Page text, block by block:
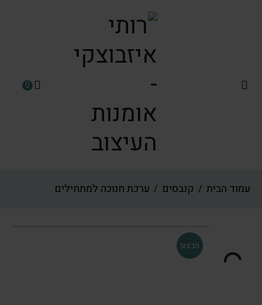
0
עמוד הבית / קנבסים / ערכת חנוכה למתחילים
מבצע!